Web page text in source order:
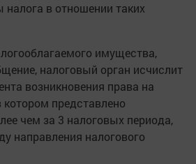
в отношении таких
имущества,
налоговый орган исчислит
возникновения права на
котором представлено
чем за 3 налоговых периода,
направления налогового